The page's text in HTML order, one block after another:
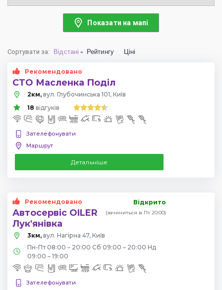
Показати на мапі
Сортувати за: Відстані Рейтингу Ціні
Рекомендовано
СТО Масленка Поділ
2км, вул. Глубочинська 101, Київ
18 відгуків
Зателефонувати
Маршрут
Детальніше
Рекомендовано
Автосервіс OILER
Лук'янівка
Відкрито
(зачиниться в Пт 20:00)
3км, вул. Нагірна 47, Київ
Пн-Пт 08:00 – 20:00 Сб 09:00 – 20:00 Нд
09:00 – 19:00
Зателефонувати